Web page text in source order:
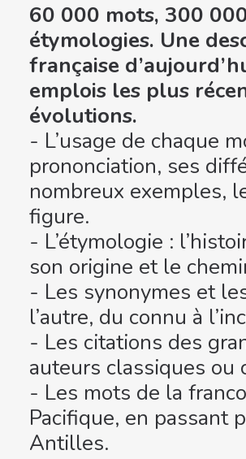
60 000 mots, 300
étymologies. Une
française
emplois les plus
évolutions.
- L’usage de chaque
prononciation, ses
nombreux exemples,
figure.
- L’étymologie :
son origine et le
- Les synonymes et
l’autre, du connu à
- Les citations des
auteurs classiques ou
- Les mots de la
Pacifique, en passant
Antilles.